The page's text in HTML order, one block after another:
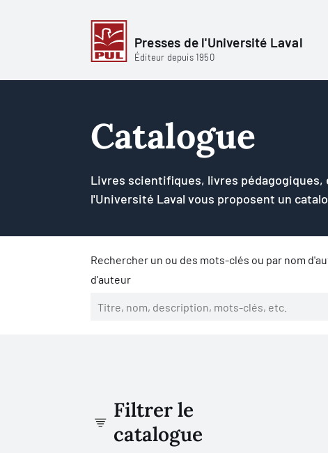
Presses de l'Université Laval
Éditeur depuis 1950
Catalogue
Livres scientifiques, livres pédagogiques,
l'Université Laval vous proposent un
Rechercher un ou des mots-clés ou par nom
d'auteur
Filtrer le
catalogue